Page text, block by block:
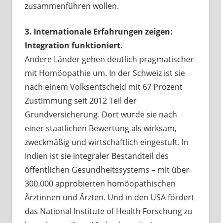
zusammenführen wollen.
3. Internationale Erfahrungen zeigen:
Integration funktioniert.
Andere Länder gehen deutlich pragmatischer
mit Homöopathie um. In der Schweiz ist sie
nach einem Volksentscheid mit 67 Prozent
Zustimmung seit 2012 Teil der
Grundversicherung. Dort wurde sie nach
einer staatlichen Bewertung als wirksam,
zweckmäßig und wirtschaftlich eingestuft. In
Indien ist sie integraler Bestandteil des
öffentlichen Gesundheitssystems – mit über
300.000 approbierten homöopathischen
Ärztinnen und Ärzten. Und in den USA fördert
das National Institute of Health Forschung zu